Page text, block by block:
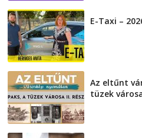
E-Taxi –
Az eltűnt
tüzek